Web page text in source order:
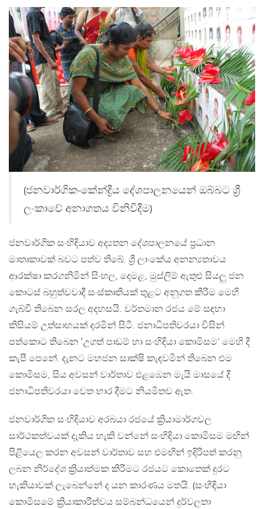
(ජනවාර්ගික-කේන්ද්‍රීය දේශපාලනයෙන් ඔබ්බට ශ්‍රී
ලංකාවේ අනාගතය විනිවිදීම)
ජනවාර්ගික සංහිඳියාව අද්‍යතන දේශපාලනයේ ප්‍රධාන
මාතෘකාවක් බවට පත්ව තිබේ. ශ්‍රී ලාංකේය අනන්‍යතාවය
ආරක්ෂා කරගනිමින් සිංහල, දෙමළ, මුස්ලිම් ඇතුළු සියලු ජන
කොටස් බහුත්වවාදී සංස්කෘතියක් තුළට අනුගත කිරීම මෙහි
ගැබ්වී තිබෙන සරල අදහසයි. වර්තමාන රජය මේ සඳහා
කිසියම් උත්සාහයක් දරමින් සිටී. ජනාධිපතිවරයා විසින්
පත්කොට තිබෙන ‛උගත් පාඩම් හා සංහිඳියා කොමිසම’ මෙහි දී
කැපී පෙනේ. දැනට මහජන සාක්ෂි කැඳවමින් තිබෙන එම
කොමිසම, සිය අවසන් වාර්තාව එළඹෙන මැයි මාසයේ දී
ජනාධිපතිවරයා වෙත භාර දීමට නියමිතව ඇත.
ජනවාර්ගික සංහිඳියාව අරබයා රජයේ ක්‍රියාමාර්ගවල
සාර්ථකත්වයක් දැකිය හැකි වන්නේ සංහිඳියා කොමිසම මඟින්
පිළියෙල කරන අවසන් වාර්තාව සහ එමඟින් ඉදිරිපත් කරනු
ලබන නිර්දේශ ක්‍රියාත්මක කිරීමට රජයට කොතෙක් දුරට
හැකියාවක් ලැබෙන්නේ ද යන කාරණය මතයි. (සංහිඳියා
කොමිසමේ ක්‍රියාකාරීත්වය සම්බන්ධයෙන් දුර්වලතා